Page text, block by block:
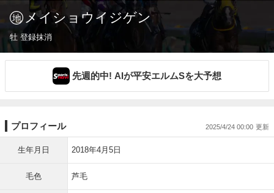
メイショウイジゲン
牡 登録抹消
先週的中! AIが平安エルムSを大予想
プロフィール 2025/4/24 00:00
生年月日 2018年4月5日
毛色 芦毛